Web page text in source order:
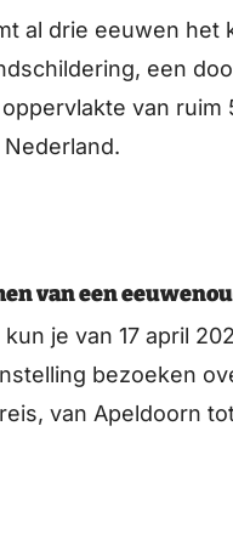
al drie eeuwen het
een
van
van een
kun je van 17 april
bezoeken
van Apeldoorn